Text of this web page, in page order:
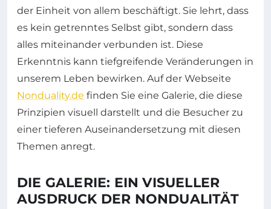
der Einheit von allem beschäftigt. Sie lehrt, dass
es kein getrenntes Selbst gibt, sondern dass
alles miteinander verbunden ist. Diese
Erkenntnis kann tiefgreifende Veränderungen in
unserem Leben bewirken. Auf der Webseite
Nonduality.de finden Sie eine Galerie, die diese
Prinzipien visuell darstellt und die Besucher zu
einer tieferen Auseinandersetzung mit diesen
Themen anregt.
DIE GALERIE: EIN VISUELLER
AUSDRUCK DER NONDUALITÄT